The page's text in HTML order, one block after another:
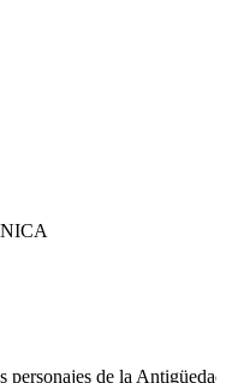
de la